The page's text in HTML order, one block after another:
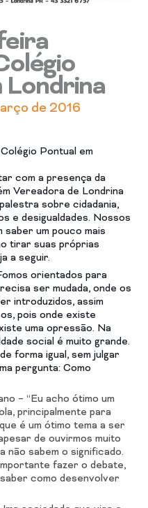
Londrina
de 2016
Pontual em
com a presença da
Vereadora de Londrina
sobre cidadania,
e desigualdades. Nossos
um pouco mais
tirar suas próprias
a seguir.
orientados para
ser mudada, onde os
introduzidos, assim
pois onde existe
uma opressão. Na
social é muito grande.
forma igual, sem julgar
pergunta: Como
– “Eu acho ótimo um
principalmente para
é um ótimo tema a ser
de ouvirmos muito
não sabem o significado.
fazer o debate,
como desenvolver